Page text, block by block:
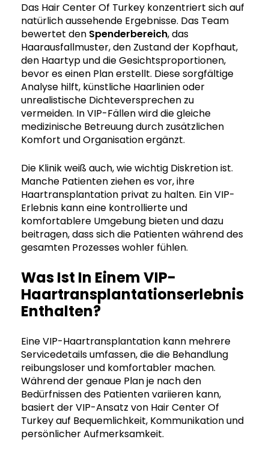
Das Hair Center Of Turkey konzentriert sich auf
natürlich aussehende Ergebnisse. Das Team
bewertet den Spenderbereich, das
Haarausfallmuster, den Zustand der Kopfhaut,
den Haartyp und die Gesichtsproportionen,
bevor es einen Plan erstellt. Diese sorgfältige
Analyse hilft, künstliche Haarlinien oder
unrealistische Dichteversprechen zu
vermeiden. In VIP-Fällen wird die gleiche
medizinische Betreuung durch zusätzlichen
Komfort und Organisation ergänzt.
Die Klinik weiß auch, wie wichtig Diskretion ist.
Manche Patienten ziehen es vor, ihre
Haartransplantation privat zu halten. Ein VIP-
Erlebnis kann eine kontrollierte und
komfortablere Umgebung bieten und dazu
beitragen, dass sich die Patienten während des
gesamten Prozesses wohler fühlen.
Was Ist In Einem VIP-
Haartransplantationserlebnis
Enthalten?
Eine VIP-Haartransplantation kann mehrere
Servicedetails umfassen, die die Behandlung
reibungsloser und komfortabler machen.
Während der genaue Plan je nach den
Bedürfnissen des Patienten variieren kann,
basiert der VIP-Ansatz von Hair Center Of
Turkey auf Bequemlichkeit, Kommunikation und
persönlicher Aufmerksamkeit.